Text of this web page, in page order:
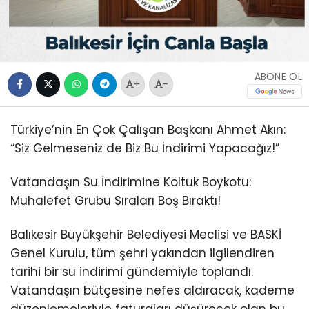
+ -
ABONE OL
Türkiye’nin En Çok Çalışan Başkanı Ahmet Akın:
“Siz Gelmeseniz de Biz Bu İndirimi Yapacağız!”
Vatandaşın Su İndirimine Koltuk Boykotu:
Muhalefet Grubu Sıraları Boş Bıraktı!
Balıkesir Büyükşehir Belediyesi Meclisi ve BASKİ
Genel Kurulu, tüm şehri yakından ilgilendiren
tarihi bir su indirimi gündemiyle toplandı.
Vatandaşın bütçesine nefes aldıracak, kademe